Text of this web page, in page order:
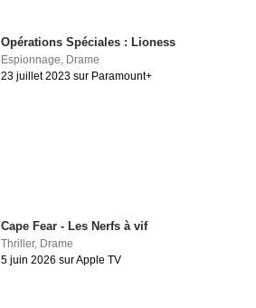
Opérations Spéciales : Lioness
Espionnage, Drame
23 juillet 2023 sur Paramount+
Cape Fear - Les Nerfs à vif
Thriller, Drame
5 juin 2026 sur Apple TV